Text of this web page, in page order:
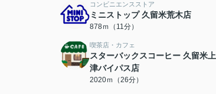
コンビニエンスストア
ミニストップ 久留米荒木店
878ｍ（11分）
喫茶店・カフェ
スターバックスコーヒー 久留米上
津バイパス店
2020ｍ（26分）